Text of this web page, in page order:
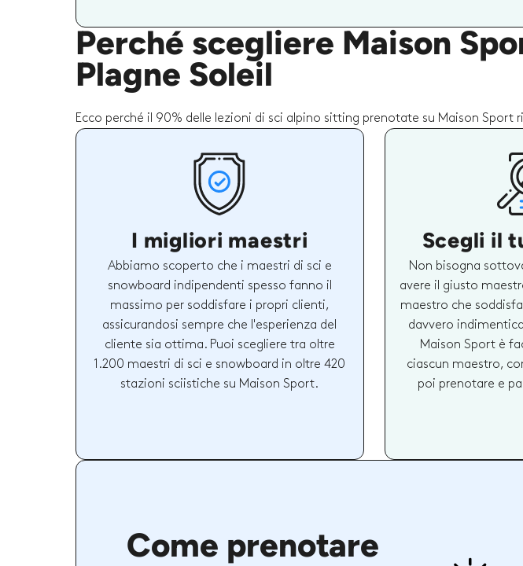
Perché scegliere Maison
Plagne Soleil
Ecco perché il 90% delle lezioni di sci alpino sitting prenotate su Maison Sport
I migliori maestri
Abbiamo scoperto che i maestri di sci e
snowboard indipendenti spesso fanno il
massimo per soddisfare i propri clienti,
assicurandosi sempre che l'esperienza del
cliente sia ottima. Puoi scegliere tra oltre
1.200 maestri di sci e snowboard in oltre 420
stazioni sciistiche su Maison Sport.
Scegli il
Non bisogna
avere il giusto
maestro che
davvero
Maison Sport è
ciascun maestro,
poi prenotare e
Come prenotare